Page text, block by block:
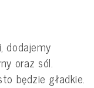
dodajemy
oraz sól.
będzie gładkie.